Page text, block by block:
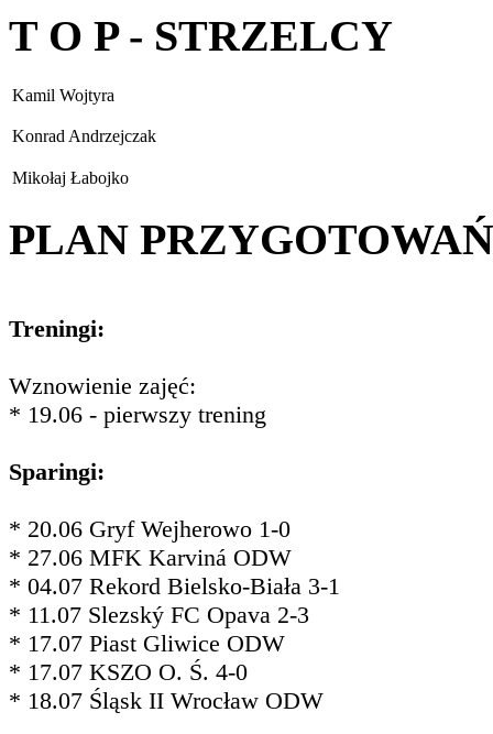
T O P - STRZELCY
Kamil Wojtyra
Konrad Andrzejczak
Mikołaj Łabojko
PLAN PRZYGOTOWAŃ
Treningi:
Wznowienie zajęć:
* 19.06 - pierwszy trening
Sparingi:
* 20.06 Gryf Wejherowo 1-0
* 27.06 MFK Karviná ODW
* 04.07 Rekord Bielsko-Biała 3-1
* 11.07 Slezský FC Opava 2-3
* 17.07 Piast Gliwice ODW
* 17.07 KSZO O. Ś. 4-0
* 18.07 Śląsk II Wrocław ODW